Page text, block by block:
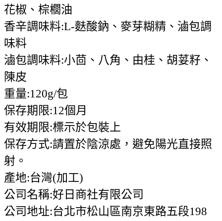
花椒、棕櫚油
香辛調味料:L-麩酸鈉、麥芽糊精、滷包調
味料
滷包調味料:小茴、八角、由桂、胡荽籽、
陳皮
重量:120g/包
保存期限:12個月
有效期限:標示於包裝上
保存方式:請置於陰涼處，避免陽光直接照
射。
產地:台灣(加工)
公司名稱:好日商社有限公司
公司地址:台北市松山區南京東路五段198